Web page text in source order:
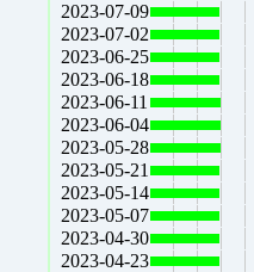
2023-07-09
2023-07-02
2023-06-25
2023-06-18
2023-06-11
2023-06-04
2023-05-28
2023-05-21
2023-05-14
2023-05-07
2023-04-30
2023-04-23